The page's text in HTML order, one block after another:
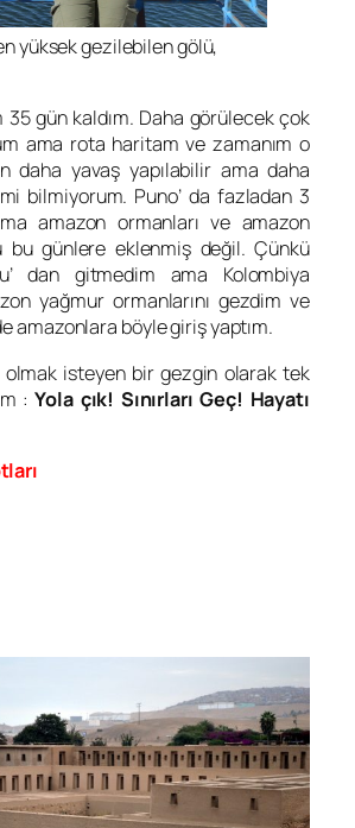
yüksek gezilebilen gölü,
35 gün kaldım. Daha görülecek çok
ama rota haritam ve zamanım o
daha yavaş yapılabilir ama daha
mi bilmiyorum. Puno’ da fazladan 3
amazon ormanları ve amazon
bu günlere eklenmiş değil. Çünkü
dan gitmedim ama Kolombiya
yağmur ormanlarını gezdim ve
amazonlara böyle giriş yaptım.
isteyen bir gezgin olarak tek
:Yola çık! Sınırları Geç! Hayatı